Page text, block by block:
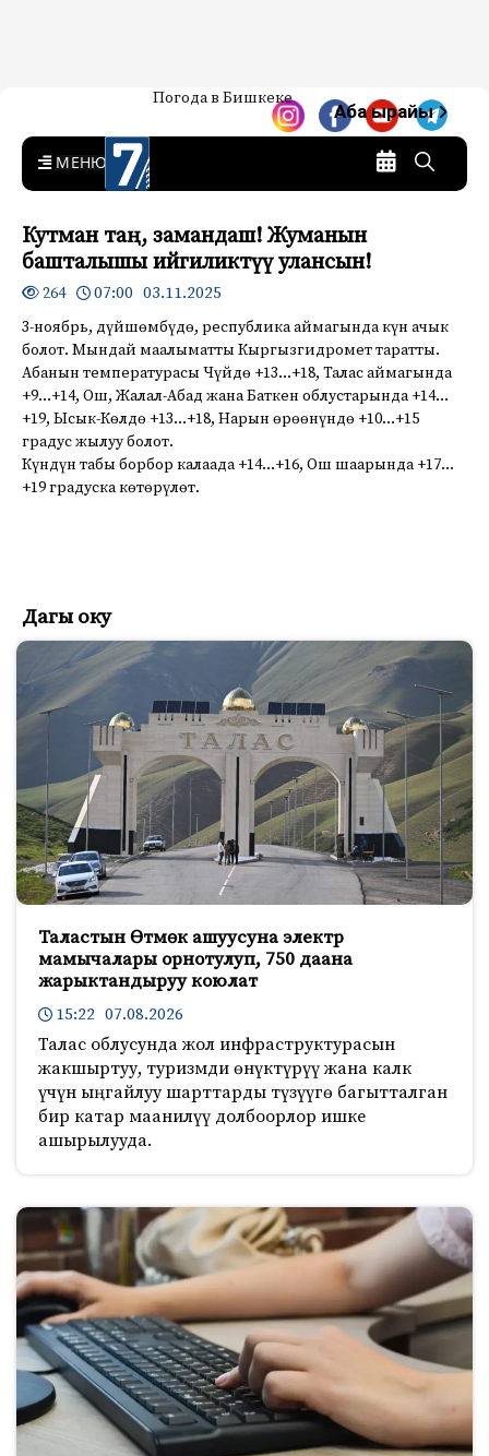
7-канал. Жаңылыктар —
Кыргызстан
Жаңылыктар — Кыргызстан
Погода в Бишкеке
Аба ырайы
MENU
Кутман таң, замандаш! Жуманын
башталышы ийгиликтүү улансын!
264 07:00 03.11.2025
3-ноябрь, дүйшөмбүдө, республика аймагында күн ачык
болот. Мындай маалыматты Кыргызгидромет таратты.
Абанын температурасы Чүйдө +13…+18, Талас аймагында
+9…+14, Ош, Жалал-Абад жана Баткен облустарында +14…
+19, Ысык-Көлдө +13…+18, Нарын өрөөнүндө +10…+15
градус жылуу болот.
Күндүн табы борбор калаада +14…+16, Ош шаарында +17…
+19 градуска көтөрүлөт.
Дагы оку
Таластын Өтмөк ашуусуна электр
мамычалары орнотулуп, 750 даана
жарыктандыруу коюлат
15:22 07.08.2026
Талас облусунда жол инфраструктурасын
жакшыртуу, туризмди өнүктүрүү жана калк
үчүн ыңгайлуу шарттарды түзүүгө багытталган
бир катар маанилүү долбоорлор ишке
ашырылууда.